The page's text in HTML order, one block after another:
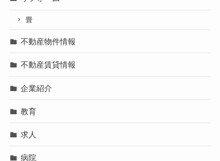
畳
不動産物件情報
不動産賃貸情報
企業紹介
教育
求人
病院